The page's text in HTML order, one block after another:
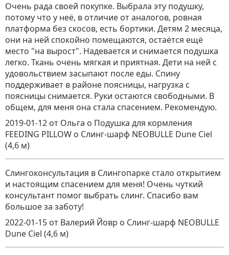
Очень рада своей покупке. Выбрала эту подушку,
потому что у неё, в отличие от аналогов, ровная
платформа без скосов, есть бортики. Детям 2 месяца,
они на ней спокойно помещаются, остаётся ещё
место "на вырост". Надевается и снимается подушка
легко. Ткань очень мягкая и приятная. Дети на ней с
удовольствием засыпают после еды. Спину
поддерживает в районе поясницы, нагрузка с
поясницы снимается. Руки остаются свободными. В
общем, для меня она стала спасением. Рекомендую.
2019-01-12 от Ольга о Подушка для кормления
FEEDING PILLOW о Слинг-шарф NEOBULLE Dune Сiel
(4,6 м)
Слингоконсультация в Слингопарке стало открытием
и настоящим спасением для меня! Очень чуткий
консультант помог выбрать слинг. Спасибо вам
большое за заботу!
2022-01-15 от Валерий Йовр о Слинг-шарф NEOBULLE
Dune Сiel (4,6 м)